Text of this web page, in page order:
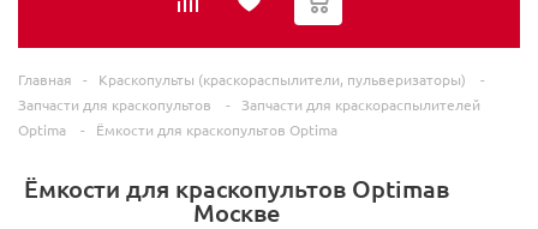
Главная - Краскопульты (краскораспылители, пульверизаторы)
-
Запчасти для краскопультов
-
Запчасти для краскораспылителей
Optima
- Ёмкости для краскопультов Optima
Ёмкости для краскопультов Optimaв
Москве